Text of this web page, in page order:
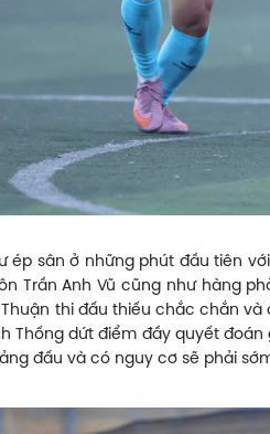
sân ở những phút đầu tiên
Anh Vũ cũng như hàng
thi đấu thiếu chắc chắn
Thống dứt điểm đầy quyết
đấu và có nguy cơ sẽ phải